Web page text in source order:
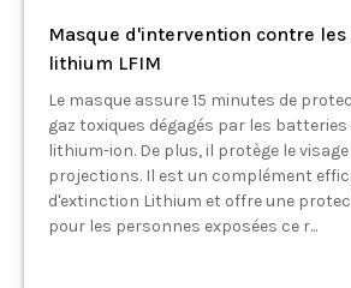
Masque d'intervention contre
lithium LFIM
Le masque assure 15 minutes de
gaz toxiques dégagés par les
lithium-ion. De plus, il protège le
projections. Il est un complément
d'extinction Lithium et offre une
pour les personnes exposées ce r...